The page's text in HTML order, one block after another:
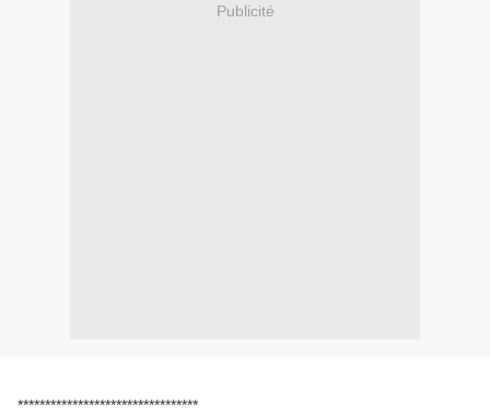
Publicité
*********************************